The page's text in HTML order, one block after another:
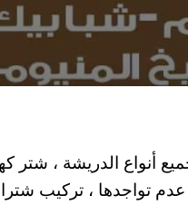
أنواع الدريشة ، شتر
تواجدها ، تركيب